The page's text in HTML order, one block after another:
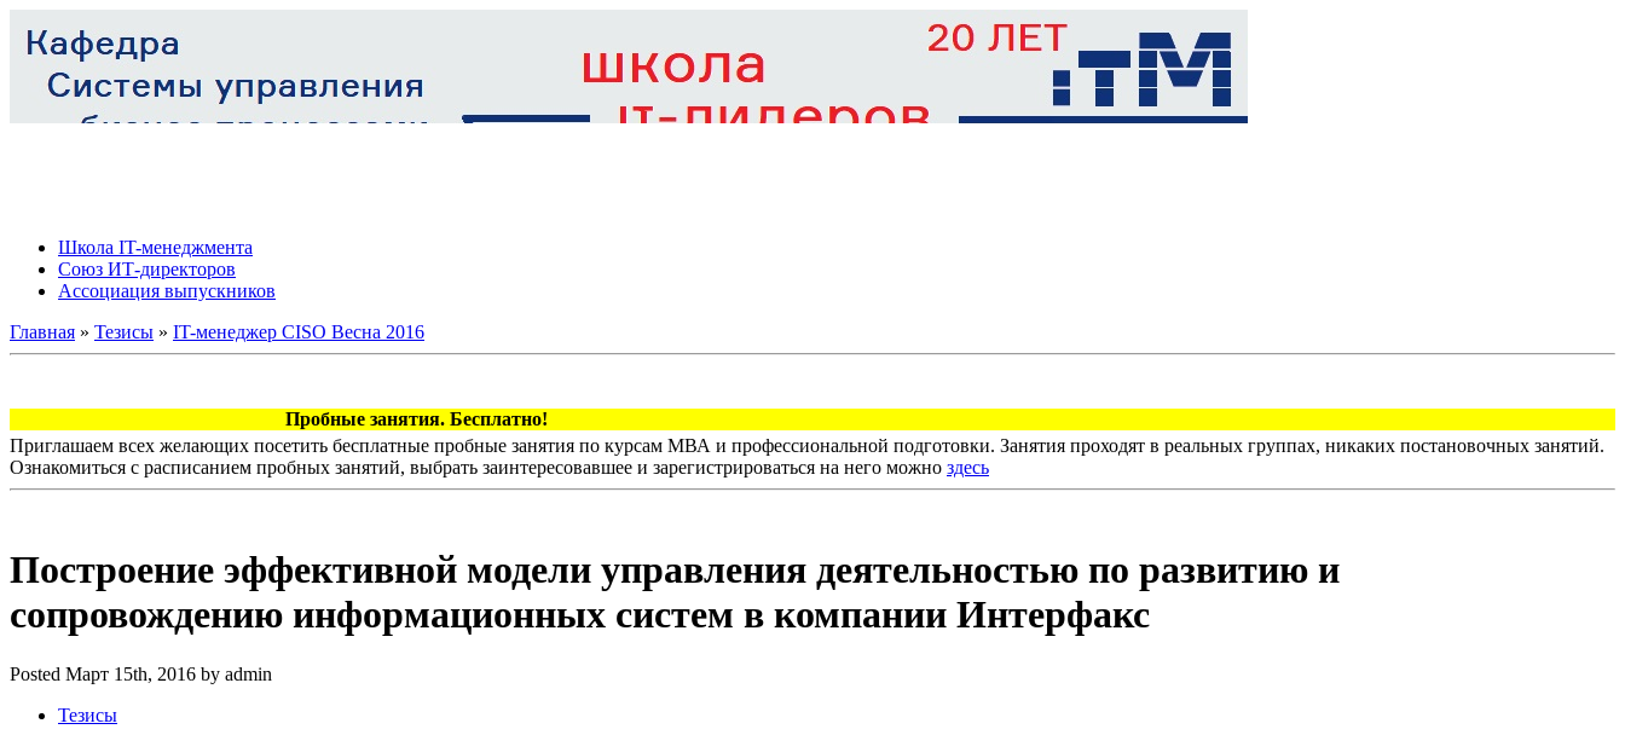
Школа IT-менеджмента
Союз ИТ-директоров
Ассоциация выпускников
Главная » Тезисы » IT-менеджер СISO Весна 2016
Пробные занятия. Бесплатно!
Приглашаем всех желающих посетить бесплатные пробные занятия по курсам МВА и профессиональной подготовки. Занятия проходят в реальных группах, никаких постановочных занятий.
Ознакомиться с расписанием пробных занятий, выбрать заинтересовавшее и зарегистрироваться на него можно здесь
Построение эффективной модели управления деятельностью по развитию и
сопровождению информационных систем в компании Интерфакс
Posted Март 15th, 2016 by admin
Тезисы